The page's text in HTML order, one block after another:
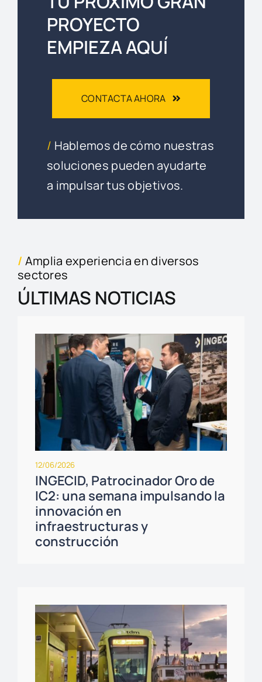
PROYECTO
EMPIEZA AQUÍ
CONTACTA AHORA
/ Hablemos de cómo nuestras
soluciones pueden ayudarte
a impulsar tus objetivos.
/ Amplia experiencia en diversos
sectores
ÚLTIMAS NOTICIAS
12/06/2026
INGECID, Patrocinador Oro de
IC2: una semana impulsando la
innovación en
infraestructuras y
construcción